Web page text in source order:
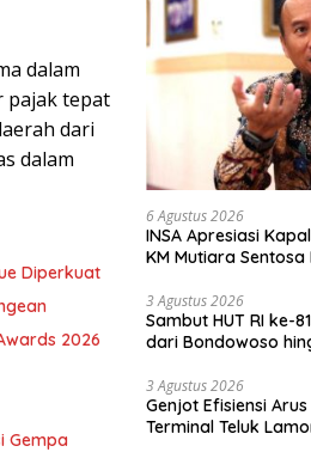
dalam
pajak tepat
dari
dalam
Diperkuat
2026
Gempa
6 Agustus 2026
INSA Apresiasi
KM Mutiara Sentosa
3 Agustus 2026
Sambut HUT RI ke-
dari Bondowoso
3 Agustus 2026
Genjot Efisiensi
Terminal Teluk